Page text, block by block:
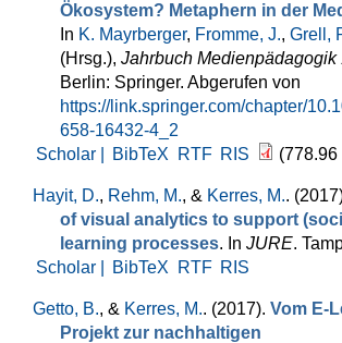
Ökosystem? Metaphern in der
In K. Mayrberger, Fromme, J., Grell,
(Hrsg.), Jahrbuch Medienpädagogik
Berlin: Springer. Abgerufen von
https://link.springer.com/chapter/
658-16432-4_2
Scholar |
BibTeX RTF RIS (778.96
Hayit, D., Rehm, M., & Kerres, M..
of visual analytics to support
learning processes. In JURE.
Scholar |
BibTeX RTF RIS
Getto, B., & Kerres, M.. (2017). Vom E-
Projekt zur nachhaltigen